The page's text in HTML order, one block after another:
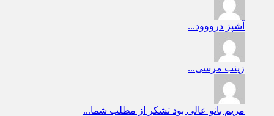
آشپز درووود...
زینب مرسی...
مریم بانو عالی بود تشکر از مطلب شما...